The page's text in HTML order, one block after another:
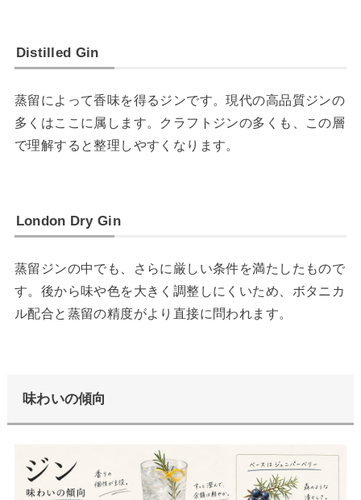
Distilled Gin
蒸留によって香味を得るジンです。現代の高品質ジンの
多くはここに属します。クラフトジンの多くも、この層
で理解すると整理しやすくなります。
London Dry Gin
蒸留ジンの中でも、さらに厳しい条件を満たしたもので
す。後から味や色を大きく調整しにくいため、ボタニカ
ル配合と蒸留の精度がより直接に問われます。
味わいの傾向